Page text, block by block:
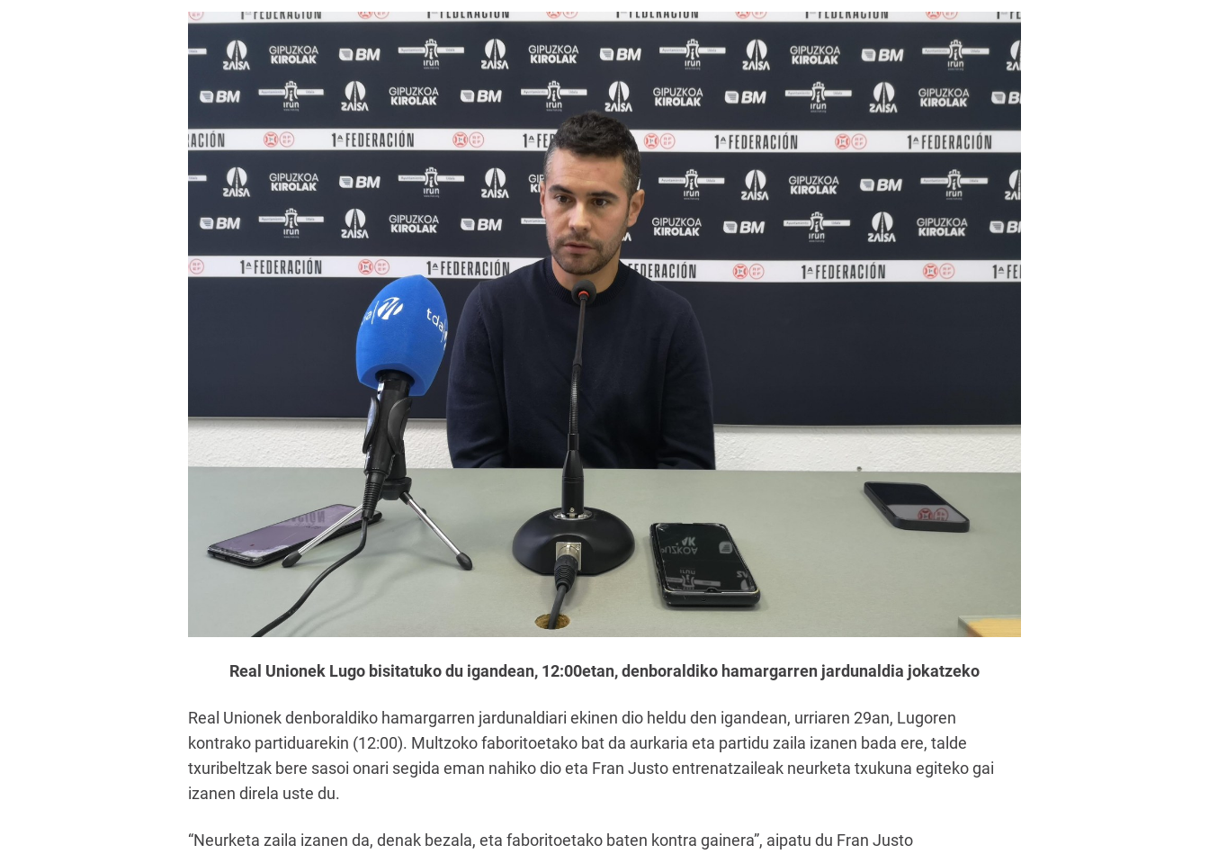
Real Unionek Lugo bisitatuko du igandean, 12:00etan, denboraldiko hamargarren jardunaldia jokatzeko
Real Unionek denboraldiko hamargarren jardunaldiari ekinen dio heldu den igandean, urriaren 29an, Lugoren
kontrako partiduarekin (12:00). Multzoko faboritoetako bat da aurkaria eta partidu zaila izanen bada ere, talde
txuribeltzak bere sasoi onari segida eman nahiko dio eta Fran Justo entrenatzaileak neurketa txukuna egiteko gai
izanen direla uste du.
“Neurketa zaila izanen da, denak bezala, eta faboritoetako baten kontra gainera”, aipatu du Fran Justo